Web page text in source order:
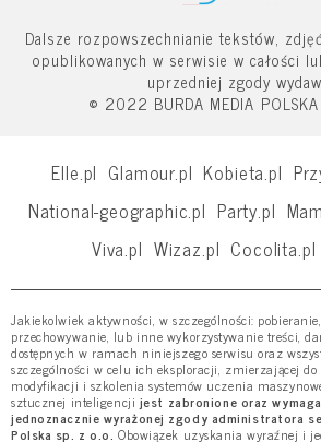
Dalsze rozpowszechnianie tekstów,
opublikowanych w serwisie w całości
uprzedniej zgody
© 2022 BURDA MEDIA
Elle.pl Glamour.pl Kobieta.pl
National-geographic.pl Party.pl
Viva.pl Wizaz.pl Cocolita.pl
Jakiekolwiek aktywności, w szczególności:
przechowywanie, lub inne wykorzystywanie treści,
dostępnych w ramach niniejszego serwisu oraz
szczególności w celu ich eksploracji, zmierzającej
modyfikacji i szkolenia systemów uczenia
sztucznej inteligencji jest zabronione oraz
jednoznacznie wyrażonej zgody administratora
Polska sp. z o.o. Obowiązek uzyskania wyraźnej i